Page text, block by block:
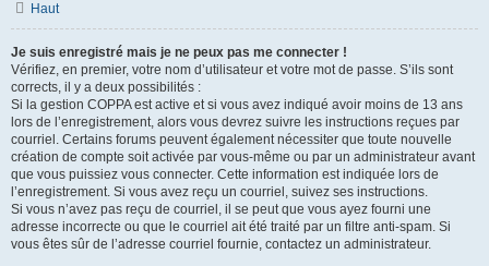
Haut
Je suis enregistré mais je ne peux pas me connecter !
Vérifiez, en premier, votre nom d’utilisateur et votre mot de passe. S’ils sont
corrects, il y a deux possibilités :
Si la gestion COPPA est active et si vous avez indiqué avoir moins de 13 ans
lors de l’enregistrement, alors vous devrez suivre les instructions reçues par
courriel. Certains forums peuvent également nécessiter que toute nouvelle
création de compte soit activée par vous-même ou par un administrateur avant
que vous puissiez vous connecter. Cette information est indiquée lors de
l’enregistrement. Si vous avez reçu un courriel, suivez ses instructions.
Si vous n’avez pas reçu de courriel, il se peut que vous ayez fourni une
adresse incorrecte ou que le courriel ait été traité par un filtre anti-spam. Si
vous êtes sûr de l’adresse courriel fournie, contactez un administrateur.